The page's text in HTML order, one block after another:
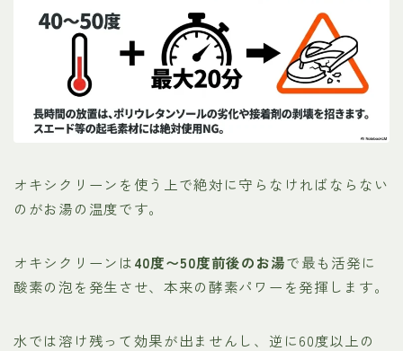
オキシクリーンを使う上で絶対に守らなければならない
のがお湯の温度です。
オキシクリーンは40度〜50度前後のお湯で最も活発に
酸素の泡を発生させ、本来の酵素パワーを発揮します。
水では溶け残って効果が出ませんし、逆に60度以上の